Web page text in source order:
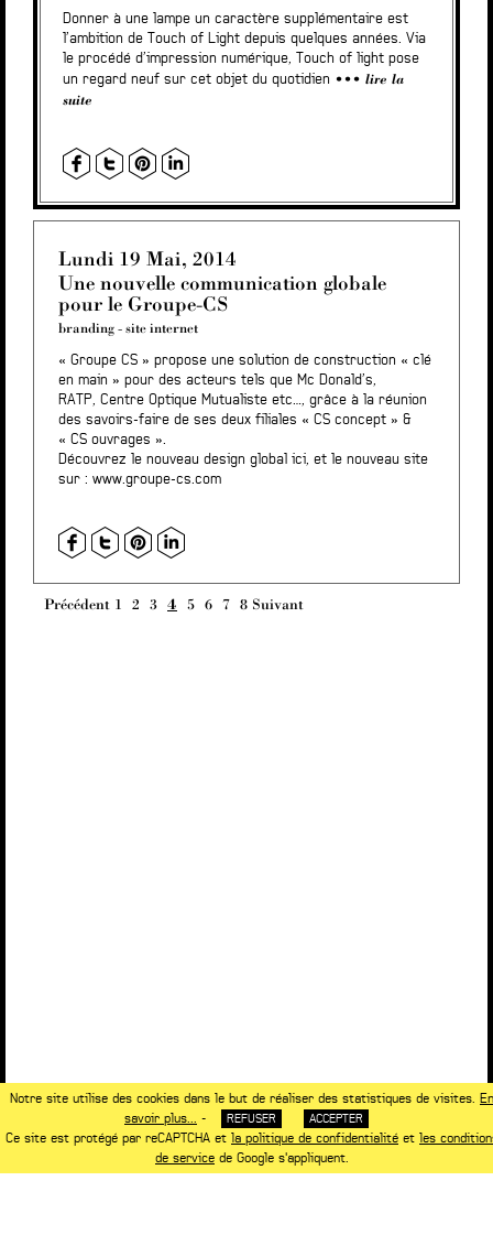
Notre site utilise des cookies dans le but de réaliser des statistiques de visites. En
savoir plus...
- REFUSER ACCEPTER
Ce site est protégé par reCAPTCHA et la politique de confidentialité et les
de service de Google s'appliquent.
Donner à une lampe un caractère supplémentaire est
l’ambition de Touch of Light depuis quelques années. Via
le procédé d’impression numérique, Touch of light pose
un regard neuf sur cet objet du quotidien
lire la
suite
Lundi 19 Mai, 2014
Une nouvelle communication globale
pour le Groupe-CS
branding - site internet
« Groupe CS » propose une solution de construction « clé
en main » pour des acteurs tels que Mc Donald’s,
RATP, Centre Optique Mutualiste etc…, grâce à la réunion
des savoirs-faire de ses deux filiales « CS concept » &
« CS ouvrages ».
Découvrez le nouveau design global ici , et le nouveau site
sur : www.groupe-cs.com
Précédent 1 2 3 4 5 6 7 8 Suivant